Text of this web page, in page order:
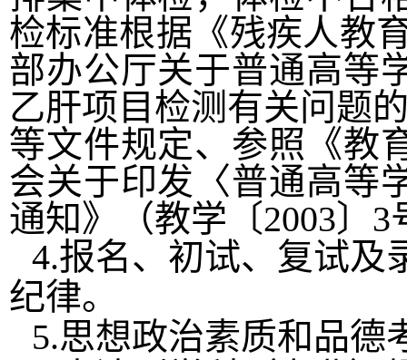
检标准根据《残疾人教
部办公厅关于普通高等
乙肝项目检测有关问题
等文件规定、参照《教
会关于印发〈普通高等
通知》（教学〔2003〕3
4.报名、初试、复试及
纪律。
5.思想政治素质和品德